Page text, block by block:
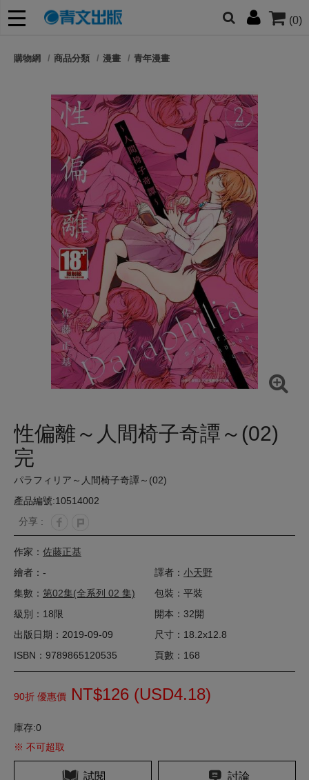
(0)
朋友們，提高警覺！
購物網 商品分類 漫畫 青年漫畫
性偏離～人間椅子奇譚～(02)
完
パラフィリア～人間椅子奇譚～(02)
產品編號:10514002
分享 :
作家： 佐藤正基
繪者：-
譯者： 小天野
集數： 第02集(全系列 02 集)
包裝：平裝
級別：18限
開本：32開
出版日期：2019-09-09
尺寸：18.2x12.8
ISBN：9789865120535
頁數：168
90折 優惠價 NT$126 (USD4.18)
庫存:0
※ 不可超取
試閱 討論